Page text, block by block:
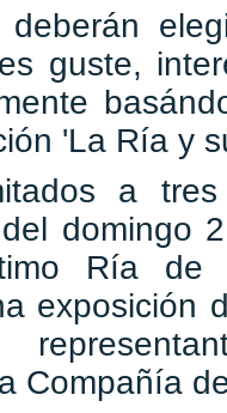
deberán
guste,
'La Ría y
a
domingo
Ría de
exposición
Compañía